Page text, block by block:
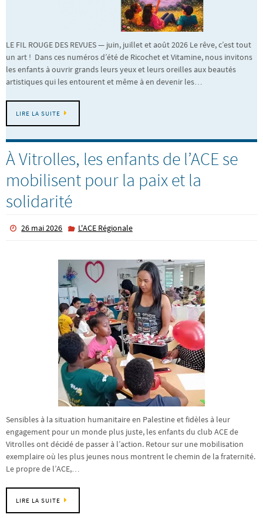
LE FIL ROUGE DES REVUES — juin, juillet et août 2026 Le rêve, c’est tout
un art ! Dans ces numéros d’été de Ricochet et Vitamine, nous invitons
les enfants à ouvrir grands leurs yeux et leurs oreilles aux beautés
artistiques qui les entourent et même à en devenir les…
LIRE LA SUITE
À Vitrolles, les enfants de l’ACE se
mobilisent pour la paix et la
solidarité
26 mai 2026 L'ACE Régionale
Sensibles à la situation humanitaire en Palestine et fidèles à leur
engagement pour un monde plus juste, les enfants du club ACE de
Vitrolles ont décidé de passer à l’action. Retour sur une mobilisation
exemplaire où les plus jeunes nous montrent le chemin de la fraternité.
Le propre de l’ACE,…
LIRE LA SUITE